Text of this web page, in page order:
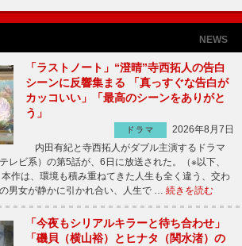
NEWS
「ラストノート」“澄晴”寺西拓人の告白
シーンに反響集まる 「真っすぐな告白が
カッコいい」「最高のシーンをありがと
う」
ドラマ
2026年8月7日
内田有紀と寺西拓人がダブル主演するドラマ
レビ系）の第5話が、6日に放送された。（※以下、
作は、環境も積み重ねてきた人生も全く違う、交わ
男女が静かに引かれ合い、人生で … 続きを読む
「今夜もシリアルキラーと待ち合わせ」
「磯貝（横山裕）とヒナタ（関水渚）の